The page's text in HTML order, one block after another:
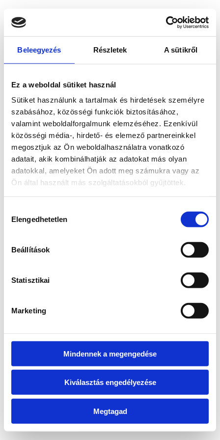
Beleegyezés Részletek A sütikről
Ez a weboldal sütiket használ
Sütiket használunk a tartalmak és hirdetések személyre
szabásához, közösségi funkciók biztosításához,
valamint weboldalforgalmunk elemzéséhez. Ezenkívül
közösségi média-, hirdető- és elemező partnereinkkel
megosztjuk az Ön weboldalhasználatra vonatkozó
adatait, akik kombinálhatják az adatokat más olyan
adatokkal, amelyeket Ön adott meg számukra vagy az
Ön által használt más szolgáltatásokból gyűjtöttek.
kiválasztása
Elengedhetetlen
Beállítások
Statisztikai
Marketing
Mindennek a megengedése
Kiválasztás engedélyezése
Megtagad
loadingwww.bicapp.hu
(see the browser console for more